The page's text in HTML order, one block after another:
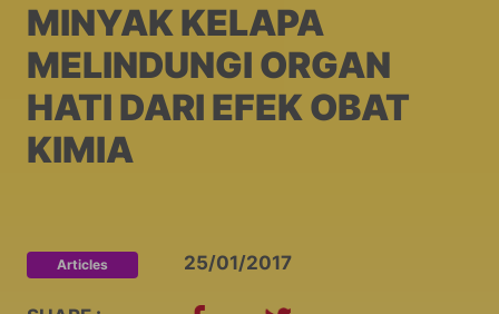
MINYAK KELAPA
MELINDUNGI ORGAN
HATI DARI EFEK OBAT
KIMIA
Articles 25/01/2017